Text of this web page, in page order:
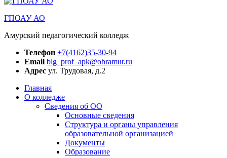
ГПОАУ АО
Амурский педагогический колледж
Телефон +7(4162)35-30-94
Email blg_prof_apk@obramur.ru
Адрес ул. Трудовая, д.2
Главная
О колледже
Сведения об ОО
Основные сведения
Структура и органы управления
образовательной организацией
Документы
Образование